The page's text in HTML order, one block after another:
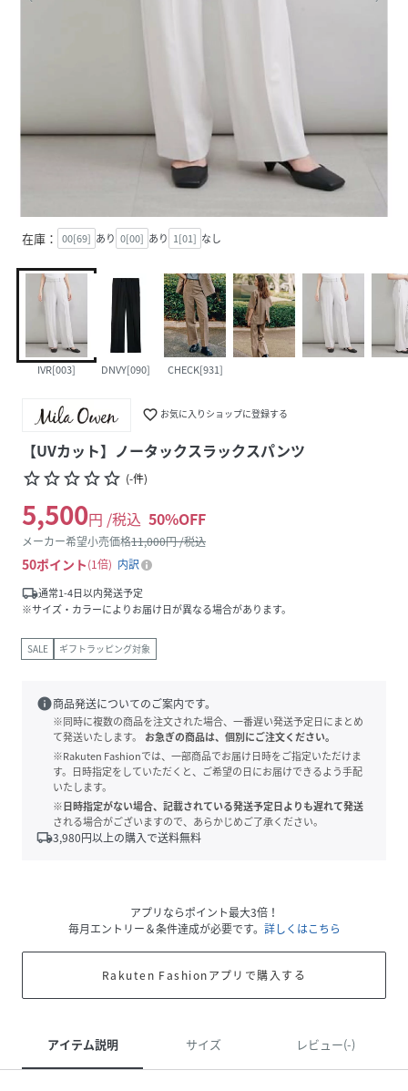
在庫： 00[69] あり 0[00] あり 1[01] なし
IVR[003] DNVY[090] CHECK[931]
favorite_border お気に入りショップに登録する
【UVカット】ノータックスラックスパンツ
star_borderstar_borderstar_borderstar_borderstar_border (-件)
5,500円 /税込 50%OFF
メーカー希望小売価格11,000円 /税込
50ポイント 1倍
内訳
local_shipping通常1-4日以内発送予定
※サイズ・カラーによりお届け日が異なる場合があります。
SALE ギフトラッピング対象
info商品発送についてのご案内です。
※同時に複数の商品を注文された場合、一番遅い発送予定日にまとめ
て発送いたします。
お急ぎの商品は、個別にご注文ください。
※Rakuten Fashionでは、一部商品でお届け日時をご指定いただけま
す。日時指定をしていただくと、ご希望の日にお届けできるよう手配
いたします。
※日時指定がない場合、記載されている発送予定日よりも遅れて発送
される場合がございますので、あらかじめご了承ください。
local_shipping3,980円以上の購入で送料無料
アプリならポイント最大3倍！
毎月エントリー＆条件達成が必要です。 詳しくはこちら
Rakuten Fashionアプリで購入する
アイテム説明 サイズ レビュー(-)